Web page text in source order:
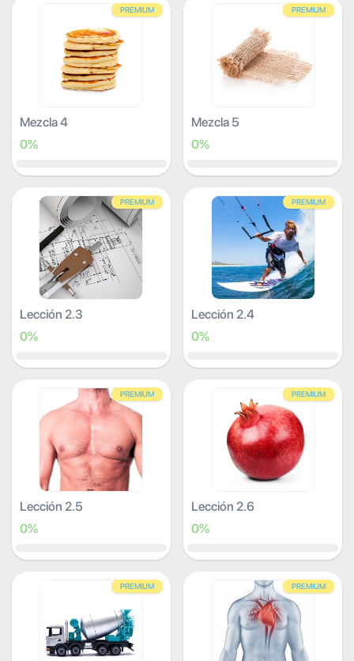
PREMIUM
Mezcla 4
0%
PREMIUM
Mezcla 5
0%
PREMIUM
Lección 2.3
0%
PREMIUM
Lección 2.4
0%
PREMIUM
Lección 2.5
0%
PREMIUM
Lección 2.6
0%
PREMIUM PREMIUM